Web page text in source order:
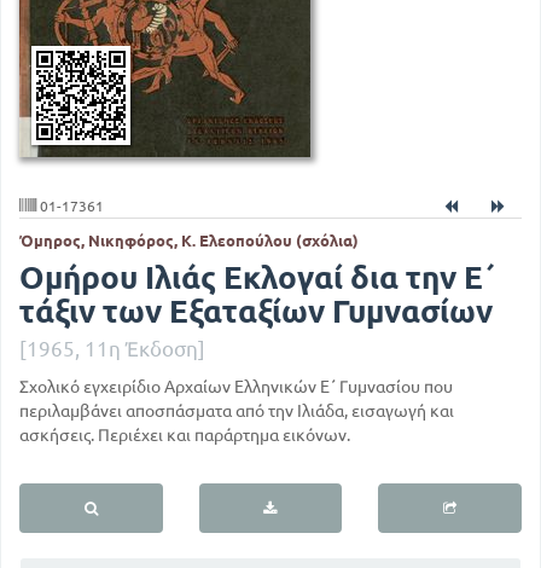
01-17361
Όμηρος, Νικηφόρος, Κ. Ελεοπούλου (σχόλια)
Ομήρου Ιλιάς Εκλογαί δια την Ε΄
τάξιν των Εξαταξίων Γυμνασίων
[1965, 11η Έκδοση]
Σχολικό εγχειρίδιο Αρχαίων Ελληνικών Ε΄ Γυμνασίου που
περιλαμβάνει αποσπάσματα από την Ιλιάδα, εισαγωγή και
ασκήσεις. Περιέχει και παράρτημα εικόνων.